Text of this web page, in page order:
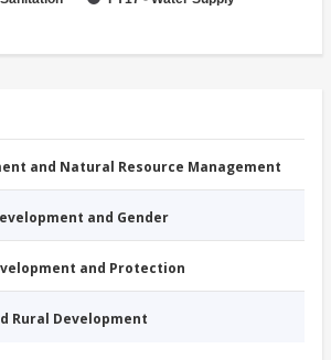
and Natural Resource Management
and Gender
and Protection
Rural Development